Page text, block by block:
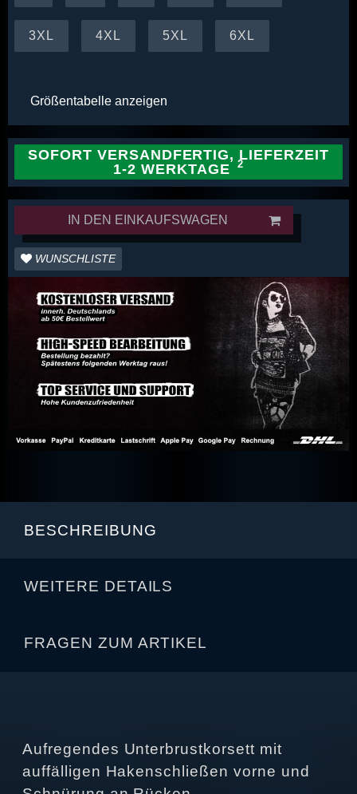
3XL 4XL 5XL 6XL
Größentabelle anzeigen
SOFORT VERSANDFERTIG, LIEFERZEIT
1-2 WERKTAGE
IN DEN EINKAUFSWAGEN
WUNSCHLISTE
BESCHREIBUNG
WEITERE DETAILS
FRAGEN ZUM ARTIKEL
Aufregendes Unterbrustkorsett mit
auffälligen Hakenschließen vorne und